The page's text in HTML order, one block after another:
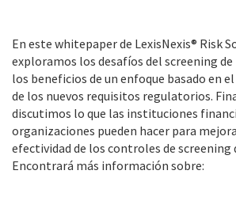
En este whitepaper de LexisNexis® Risk
exploramos los desafíos del screening de
los beneficios de un enfoque basado en
de los nuevos requisitos regulatorios.
discutimos lo que las instituciones
organizaciones pueden hacer para
efectividad de los controles de screening
Encontrará más información sobre: